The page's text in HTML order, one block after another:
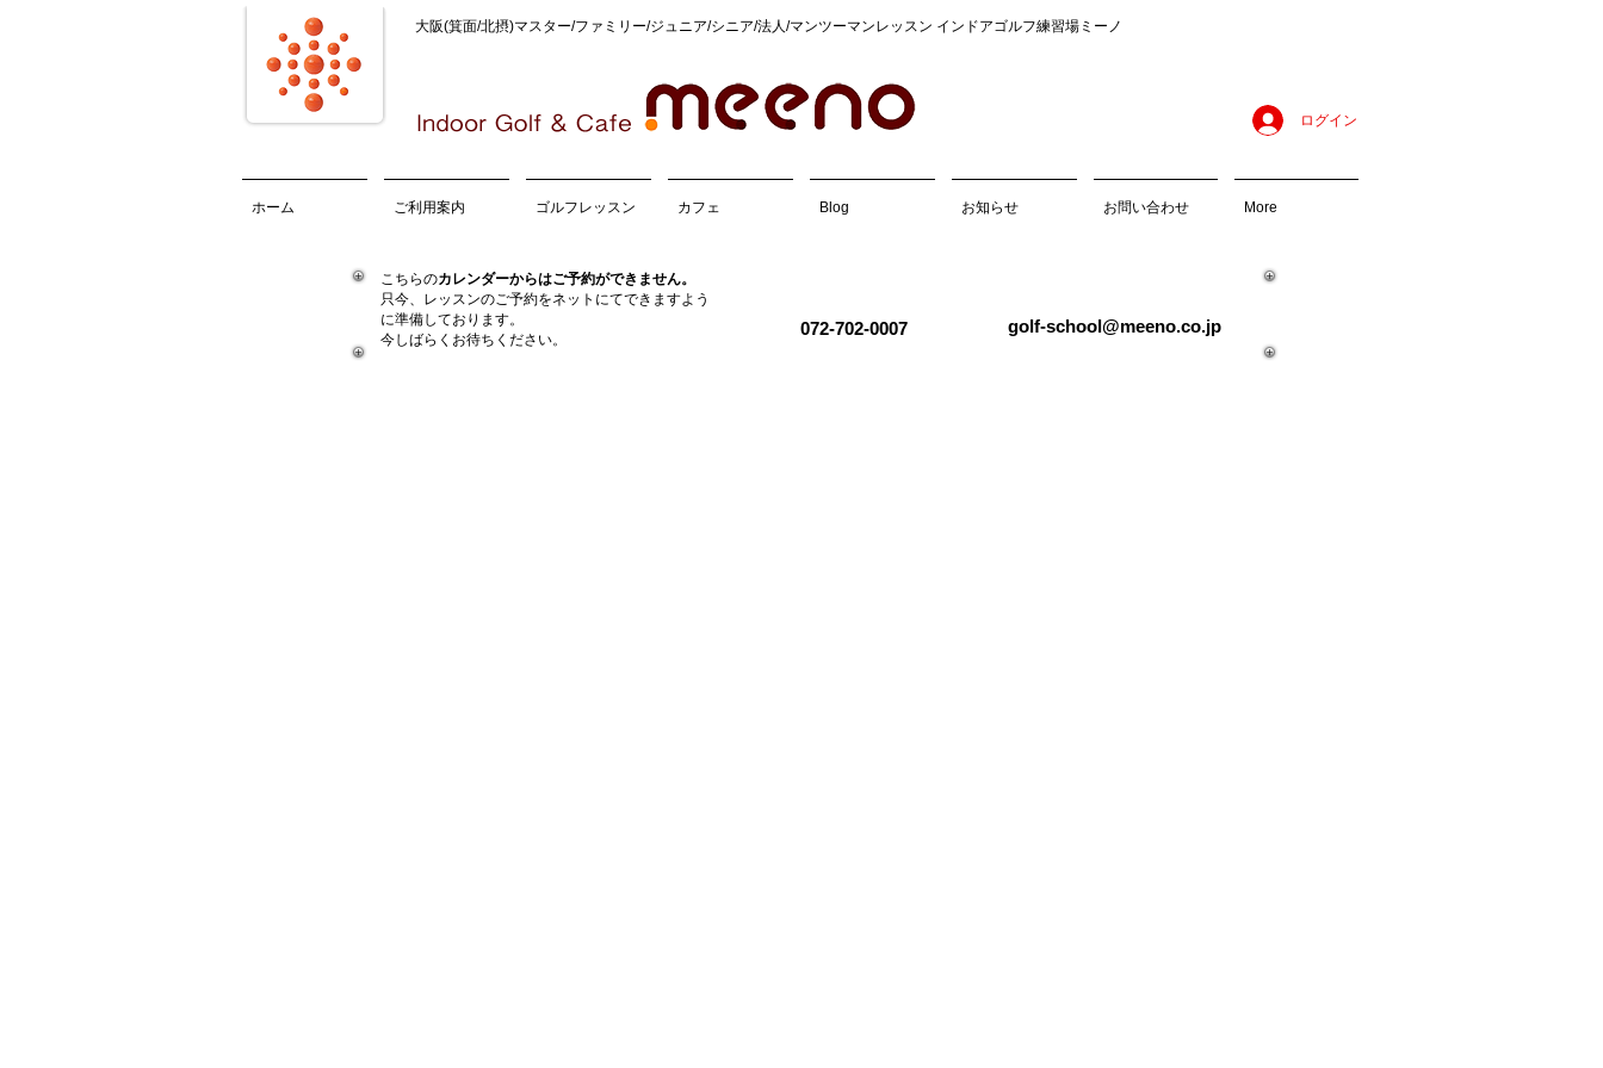
大阪(箕面/北摂)マスター/ファミリー/ジュニア/シニア/法人/マンツーマンレッスン インドアゴルフ練習場ミーノ
ログイン
ホーム ご利用案内 ゴルフレッスン カフェ Blog お知らせ お問い合わせ More
こちらのカレンダーからはご予約ができません。
只今、レッスンのご予約をネットにてできますよう
に準備しております。
今しばらくお待ちください。
072-702-0007 golf-school@meeno.co.jp